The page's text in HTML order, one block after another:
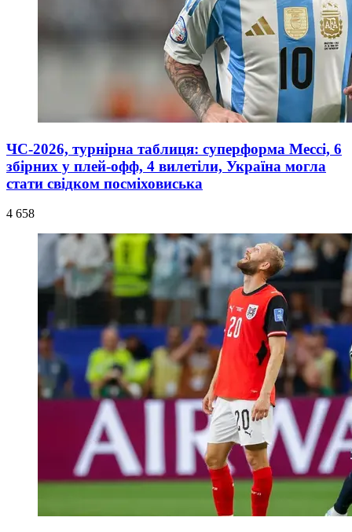
ЧС-2026, турнірна таблиця: суперформа Мессі, 6
збірних у плей-офф, 4 вилетіли, Україна могла
стати свідком посміховиська
4 658